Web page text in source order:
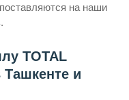
на наши
TOTAL
Ташкенте и